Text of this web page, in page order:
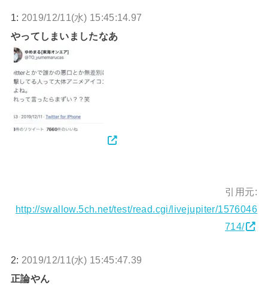
1: 2019/12/11(水) 15:45:14.97
やってしまいましたなあ
引用元:
http://swallow.5ch.net/test/read.cgi/livejupiter/1576046
714/
2: 2019/12/11(水) 15:45:47.39
正論やん